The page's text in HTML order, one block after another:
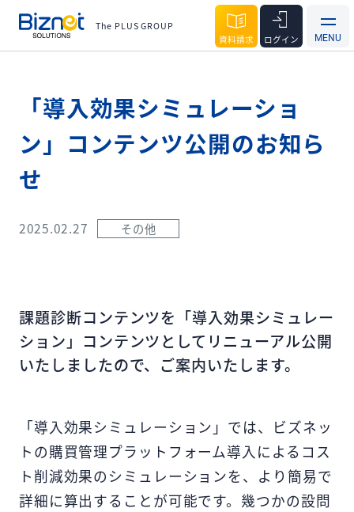
The PLUS GROUP
資料請求 ログイン
「導入効果シミュレーショ
ン」コンテンツ公開のお知ら
せ
2025.02.27 その他
課題診断コンテンツを「導入効果シミュレー
ション」コンテンツとしてリニューアル公開
いたしましたので、ご案内いたします。
「導入効果シミュレーション」では、ビズネッ
トの購買管理プラットフォーム導入によるコス
ト削減効果のシミュレーションを、より簡易で
詳細に算出することが可能です。幾つかの設問